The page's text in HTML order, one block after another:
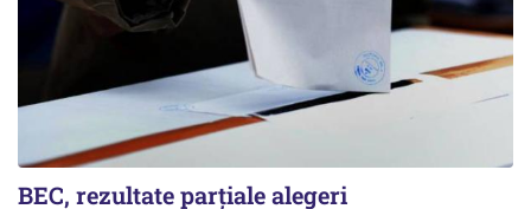
BEC, rezultate parțiale alegeri